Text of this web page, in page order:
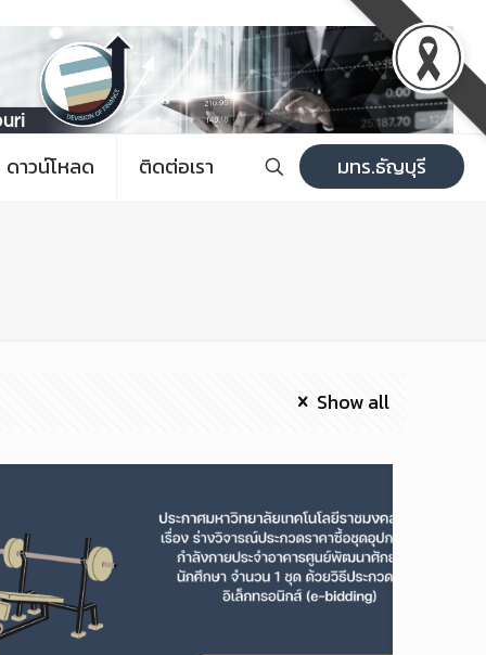
ดาวน์โหลด ติดต่อเรา มทร.ธัญบุรี
Show all